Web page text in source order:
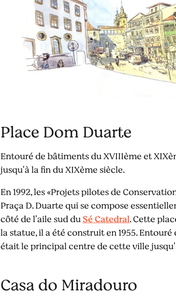
Place Dom Duarte
Entouré de bâtiments du XVIIIème et
jusqu'à la fin du XIXème siècle.
En 1992, les «Projets pilotes de
Praça D. Duarte qui se compose
côté de l'aile sud duSé Catedral. Cette
la statue, il a été construit en 1955.
était le principal centre de cette ville
Casa do Miradouro